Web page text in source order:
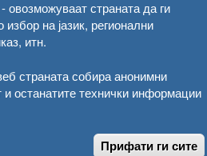
страната да ги
на јазик, регионални
итн.
страната собира анонимни
и останатите технички информации
Прифати ги сите